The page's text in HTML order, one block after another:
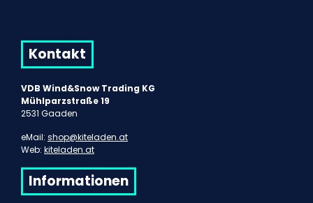
Kontakt
VDB Wind&Snow Trading KG
Mühlparzstraße 19
2531 Gaaden
eMail: shop@kiteladen.at
Web: kiteladen.at
Informationen